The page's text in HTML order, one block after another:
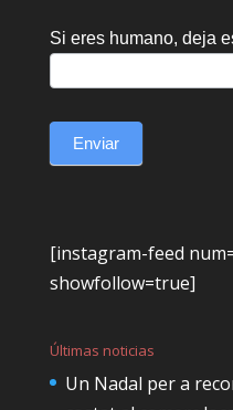
Si eres humano, deja
Enviar
[instagram-feed
showfollow=true]
Últimas noticias
Un Nadal per a